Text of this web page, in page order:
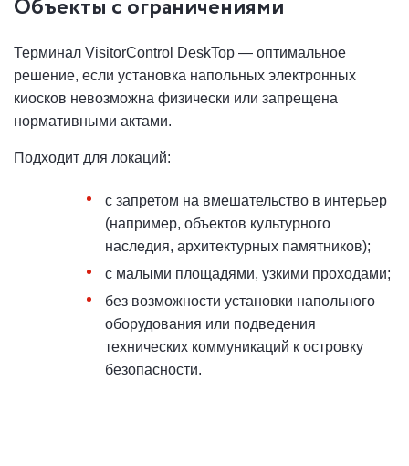
Объекты с ограничениями
Терминал VisitorControl DeskTop — оптимальное
решение, если установка напольных электронных
киосков невозможна физически или запрещена
нормативными актами.
Подходит для локаций:
с запретом на вмешательство в интерьер
(например, объектов культурного
наследия, архитектурных памятников);
с малыми площадями, узкими проходами;
без возможности установки напольного
оборудования или подведения
технических коммуникаций к островку
безопасности.